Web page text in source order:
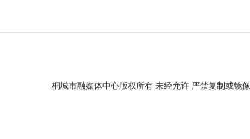
桐城市融媒体中心版权所有 未经允许 严禁复制或